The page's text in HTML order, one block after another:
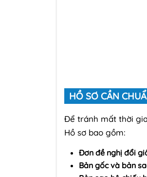
HỒ SƠ CẦN
Để tránh mất thời
Hồ sơ bao gồm:
Đơn đề nghị đổi
Bản gốc và bản